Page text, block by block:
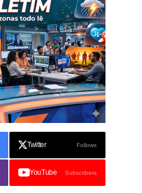
Twitter Follows
YouTube Subscribers